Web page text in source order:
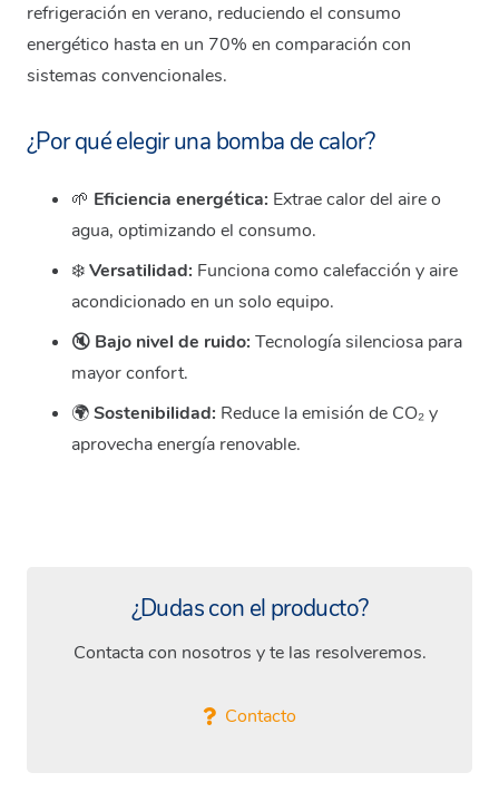
refrigeración en verano, reduciendo el consumo
energético hasta en un 70% en comparación con
sistemas convencionales.
¿Por qué elegir una bomba de calor?
🌱 Eficiencia energética: Extrae calor del aire o
agua, optimizando el consumo.
❄️Versatilidad: Funciona como calefacción y aire
acondicionado en un solo equipo.
🔇 Bajo nivel de ruido: Tecnología silenciosa para
mayor confort.
🌍Sostenibilidad: Reduce la emisión de CO₂ y
aprovecha energía renovable.
Piscinas de 35 a 75m3
Piscinas de 55 a 115 m3
INVERTER
Piscinas de 120 a 150m3
¿Dudas con el producto?
Contacta con nosotros y te las resolveremos.
Contacto